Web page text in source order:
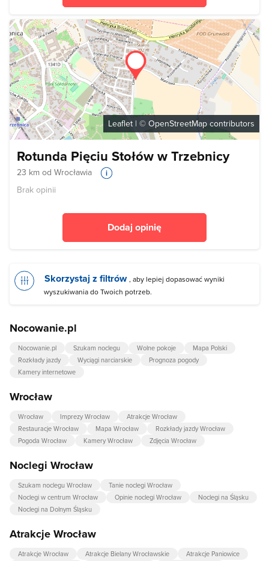
Leaflet | © OpenStreetMap contributors
Rotunda Pięciu Stołów w Trzebnicy
23 km od Wrocławia
Brak opinii
Dodaj opinię
Skorzystaj z filtrów , aby lepiej dopasować wyniki
wyszukiwania do Twoich potrzeb.
Nocowanie.pl
Nocowanie.pl Szukam noclegu Wolne pokoje
Mapa Polski
Rozkłady jazdy
Wyciągi narciarskie
Prognoza pogody
Kamery internetowe
Wrocław
Wrocław Imprezy Wrocław
Atrakcje Wrocław
Restauracje Wrocław
Mapa Wrocław
Rozkłady jazdy Wrocław
Pogoda Wrocław
Kamery Wrocław Zdjęcia Wrocław
Noclegi Wrocław
Szukam noclegu Wrocław
Tanie noclegi Wrocław
Noclegi w centrum Wrocław
Opinie noclegi Wrocław
Noclegi na Śląsku
Noclegi na Dolnym Śląsku
Atrakcje Wrocław
Atrakcje Wrocław Atrakcje Bielany Wrocławskie
Atrakcje Paniowice